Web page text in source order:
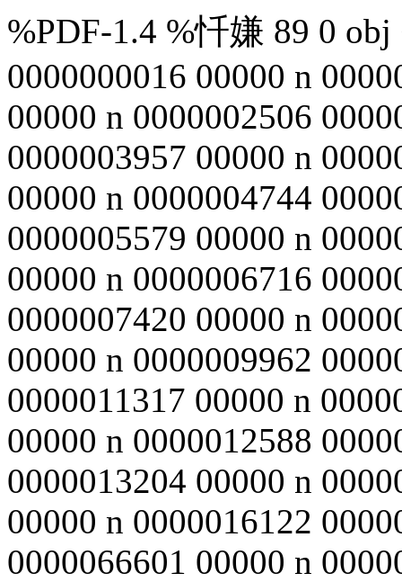
%PDF-1.4 %忏嫌 89 0
0000000016 00000 n
00000 n 0000002506
0000003957 00000 n
00000 n 0000004744
0000005579 00000 n
00000 n 0000006716
0000007420 00000 n
00000 n 0000009962
0000011317 00000 n
00000 n 0000012588
0000013204 00000 n
00000 n 0000016122
0000066601 00000 n